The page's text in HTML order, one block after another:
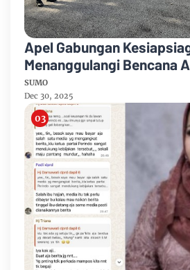
Apel Gabungan
Menanggulangi Bencana
Bengkalis
SUMO
Dec 30, 2025